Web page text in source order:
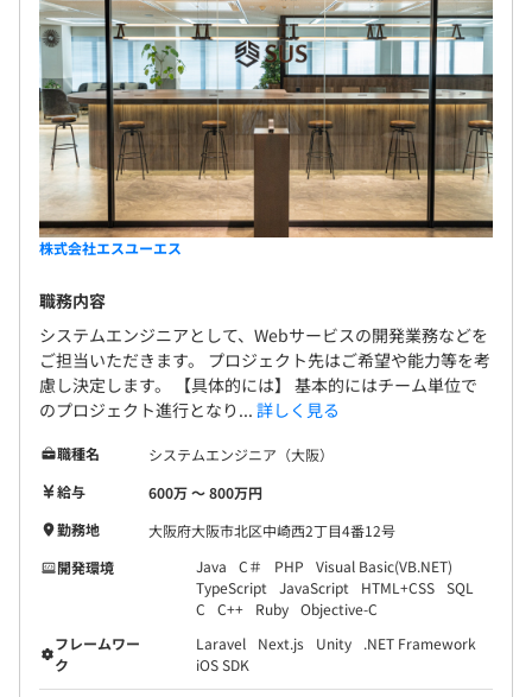
株式会社エスユーエス
職務内容
システムエンジニアとして、Webサービスの開発業務などを
ご担当いただきます。 プロジェクト先はご希望や能力等を考
慮し決定します。 【具体的には】 基本的にはチーム単位で
のプロジェクト進行となり... 詳しく見る
職種名
システムエンジニア（大阪）
給与
600万 〜 800万円
勤務地
大阪府大阪市北区中崎西2丁目4番12号
開発環境
Java C＃ PHP
Visual Basic(VB.NET)
TypeScript
JavaScript HTML+CSS SQL
C
C++ Ruby Objective-C
フレームワー
ク
Laravel Next.js Unity
.NET Framework
iOS SDK